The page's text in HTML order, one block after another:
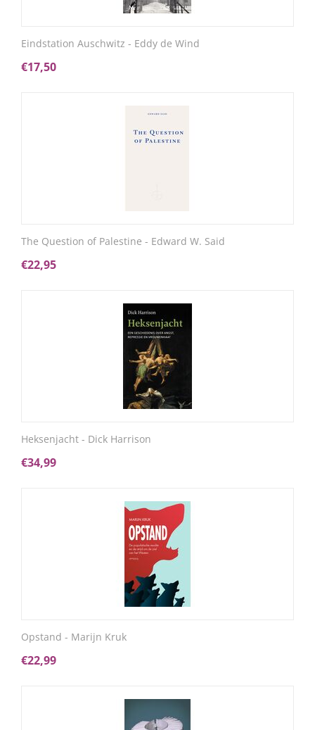
Eindstation Auschwitz - Eddy de Wind
€17,50
The Question of Palestine - Edward W. Said
€22,95
Heksenjacht - Dick Harrison
€34,99
Opstand - Marijn Kruk
€22,99